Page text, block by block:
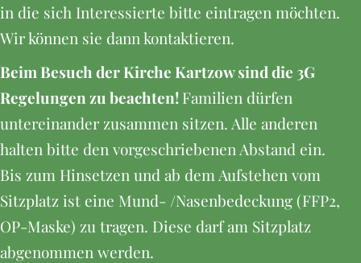
in die sich Interessierte bitte eintragen möchten.
Wir können sie dann kontaktieren.
Beim Besuch der Kirche Kartzow sind die 3G
Regelungen zu beachten!Familien dürfen
untereinander zusammen sitzen. Alle anderen
halten bitte den vorgeschriebenen Abstand ein.
Bis zum Hinsetzen und ab dem Aufstehen vom
Sitzplatz ist eine Mund- /Nasenbedeckung (FFP2,
OP-Maske) zu tragen. Diese darf am Sitzplatz
abgenommen werden.